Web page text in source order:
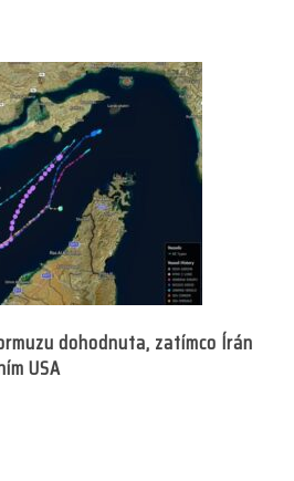
dohodnuta, zatímco Írán
USA